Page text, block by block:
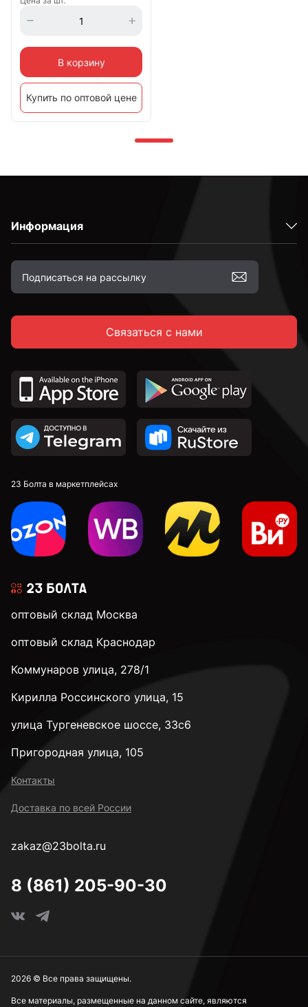
В корзину
Купить по оптовой цене
Информация
Связаться с нами
23 Болта в маркетплейсах
оптовый склад Москва
оптовый склад Краснодар
Коммунаров улица, 278/1
Кирилла Россинского улица, 15
улица Тургеневское шоссе, 33с6
Пригородная улица, 105
Контакты
Доставка по всей России
zakaz@23bolta.ru
8 (861) 205-90-30
Все материалы, размещенные на данном сайте, являются
2026 © Все права защищены.